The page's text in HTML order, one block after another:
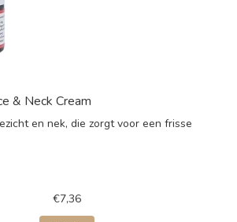
& Neck Cream
en nek, die zorgt voor een frisse
€7,36